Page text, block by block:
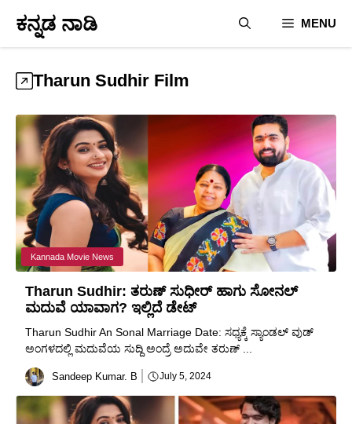
content
ಕನ್ನಡ ನಾಡಿ MENU
Tharun Sudhir Film
Kannada Movie News
Tharun Sudhir: ತರುಣ್ ಸುಧೀರ್ ಹಾಗು ಸೋನಲ್
ಮದುವೆ ಯಾವಾಗ? ಇಲ್ಲಿದೆ ಡೇಟ್
Tharun Sudhir An Sonal Marriage Date: ಸಧ್ಯಕ್ಕೆ ಸ್ಯಾಂಡಲ್ ವುಡ್
ಅಂಗಳದಲ್ಲಿ ಮದುವೆಯ ಸುದ್ದಿ ಅಂದ್ರೆ ಅದುವೇ ತರುಣ್ ...
Sandeep Kumar. B July 5, 2024